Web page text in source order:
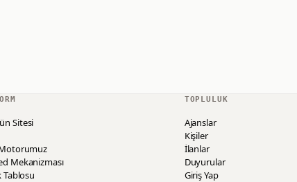
Sitesi
Mekanizması
Tablosu
TOPLULUK
Ajanslar
Kişiler
İlanlar
Duyurular
Giriş Yap